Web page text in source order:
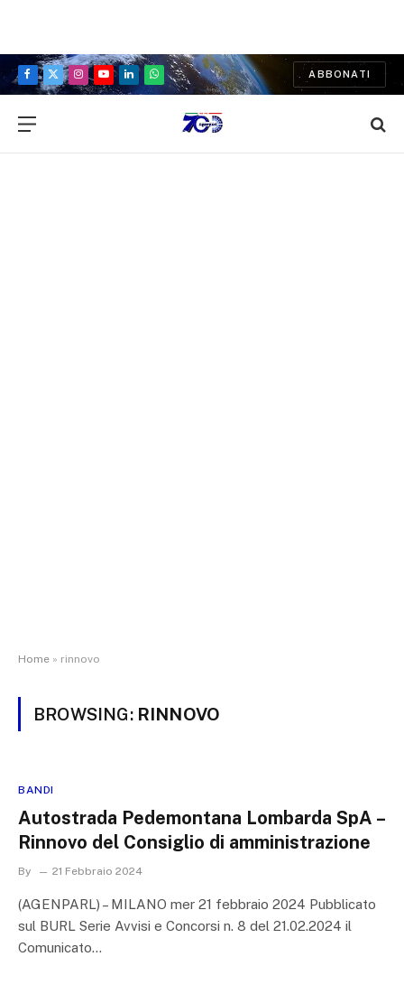
Facebook
X
Instagram
YouTubeLinkedInWhatsApp
ABBONATI
Home » rinnovo
BROWSING: RINNOVO
BANDI
Autostrada Pedemontana Lombarda SpA –
Rinnovo del Consiglio di amministrazione
By 21 Febbraio 2024
(AGENPARL) – MILANO mer 21 febbraio 2024 Pubblicato
sul BURL Serie Avvisi e Concorsi n. 8 del 21.02.2024 il
Comunicato…